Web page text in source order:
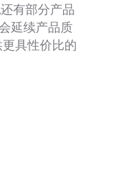
有部分产品
延续产品质
具性价比的